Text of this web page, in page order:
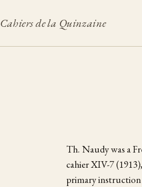
Cahiers de la Quinzaine
Th. Naudy was a
cahier XIV-7 (1913),
primary instruction